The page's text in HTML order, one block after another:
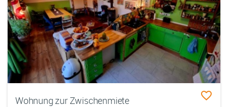
Wohnung zur Zwischenmiete